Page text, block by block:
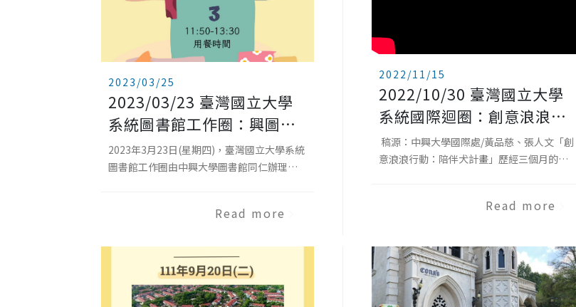
2023/03/25
2023/03/23 臺灣國立大學
系統圖書館工作圈：興圖參
訪趣
2023年3月23日(星期四)，臺灣國立大學系統
圖書館工作圈由中興大學圖書館同仁辦理首
動，成員校彼此交換意見，凝聚工作圈向心
Read more
2022/11/15
2022/10/30 臺灣國立大學
系統國際迴圈：創意浪浪行
動──陪伴犬計畫 ｢浪犬相
伴｣藝術成果展
稿源：中興大學國際處/黃品慈、張人文「創
意浪浪行動：陪伴犬計畫」歷經三個月的課
代藝術展品外，還有狗毛氈手作工作坊帶領
與，成為中興大學103週年校慶系列活動一大
亮點！臺灣國立大學系統(簡稱台國大系統)國
際迴圈計畫以認識臺灣、發揚台灣精神為中
心理念，培養本地生國際觀與回饋
Read more